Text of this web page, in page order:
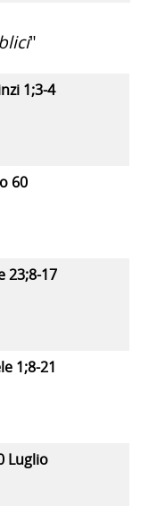
"
1;3-4
60
23;8-17
1;8-21
Luglio